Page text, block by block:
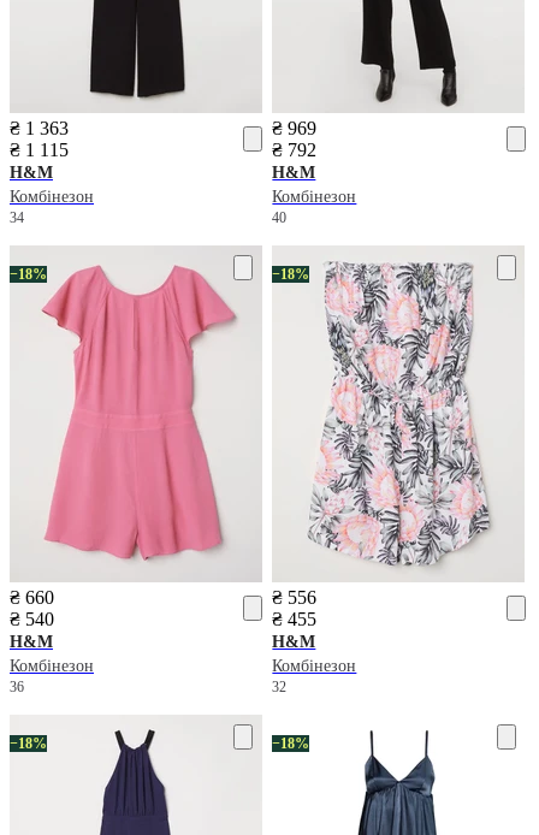
₴ 1 363
₴ 1 115
H&M
Комбінезон
34
₴ 969
₴ 792
H&M
Комбінезон
40
−18%
₴ 660
₴ 540
H&M
Комбінезон
36
−18%
₴ 556
₴ 455
H&M
Комбінезон
32
−18% −18%